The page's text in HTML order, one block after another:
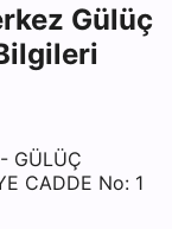
Gülüç
GÜLÜÇ
CADDE No: 1